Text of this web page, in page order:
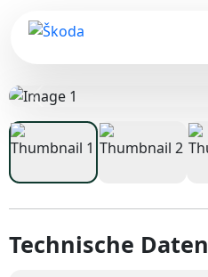
Zurück
Technische Daten